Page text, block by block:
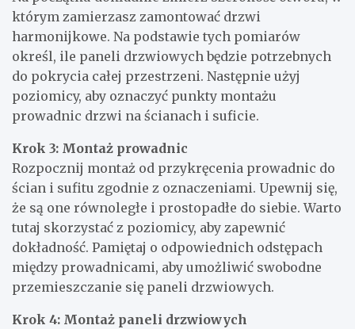
którym zamierzasz zamontować drzwi
harmonijkowe. Na podstawie tych pomiarów
określ, ile paneli drzwiowych będzie potrzebnych
do pokrycia całej przestrzeni. Następnie użyj
poziomicy, aby oznaczyć punkty montażu
prowadnic drzwi na ścianach i suficie.
Krok 3: Montaż prowadnic
Rozpocznij montaż od przykręcenia prowadnic do
ścian i sufitu zgodnie z oznaczeniami. Upewnij się,
że są one równoległe i prostopadłe do siebie. Warto
tutaj skorzystać z poziomicy, aby zapewnić
dokładność. Pamiętaj o odpowiednich odstępach
między prowadnicami, aby umożliwić swobodne
przemieszczanie się paneli drzwiowych.
Krok 4: Montaż paneli drzwiowych